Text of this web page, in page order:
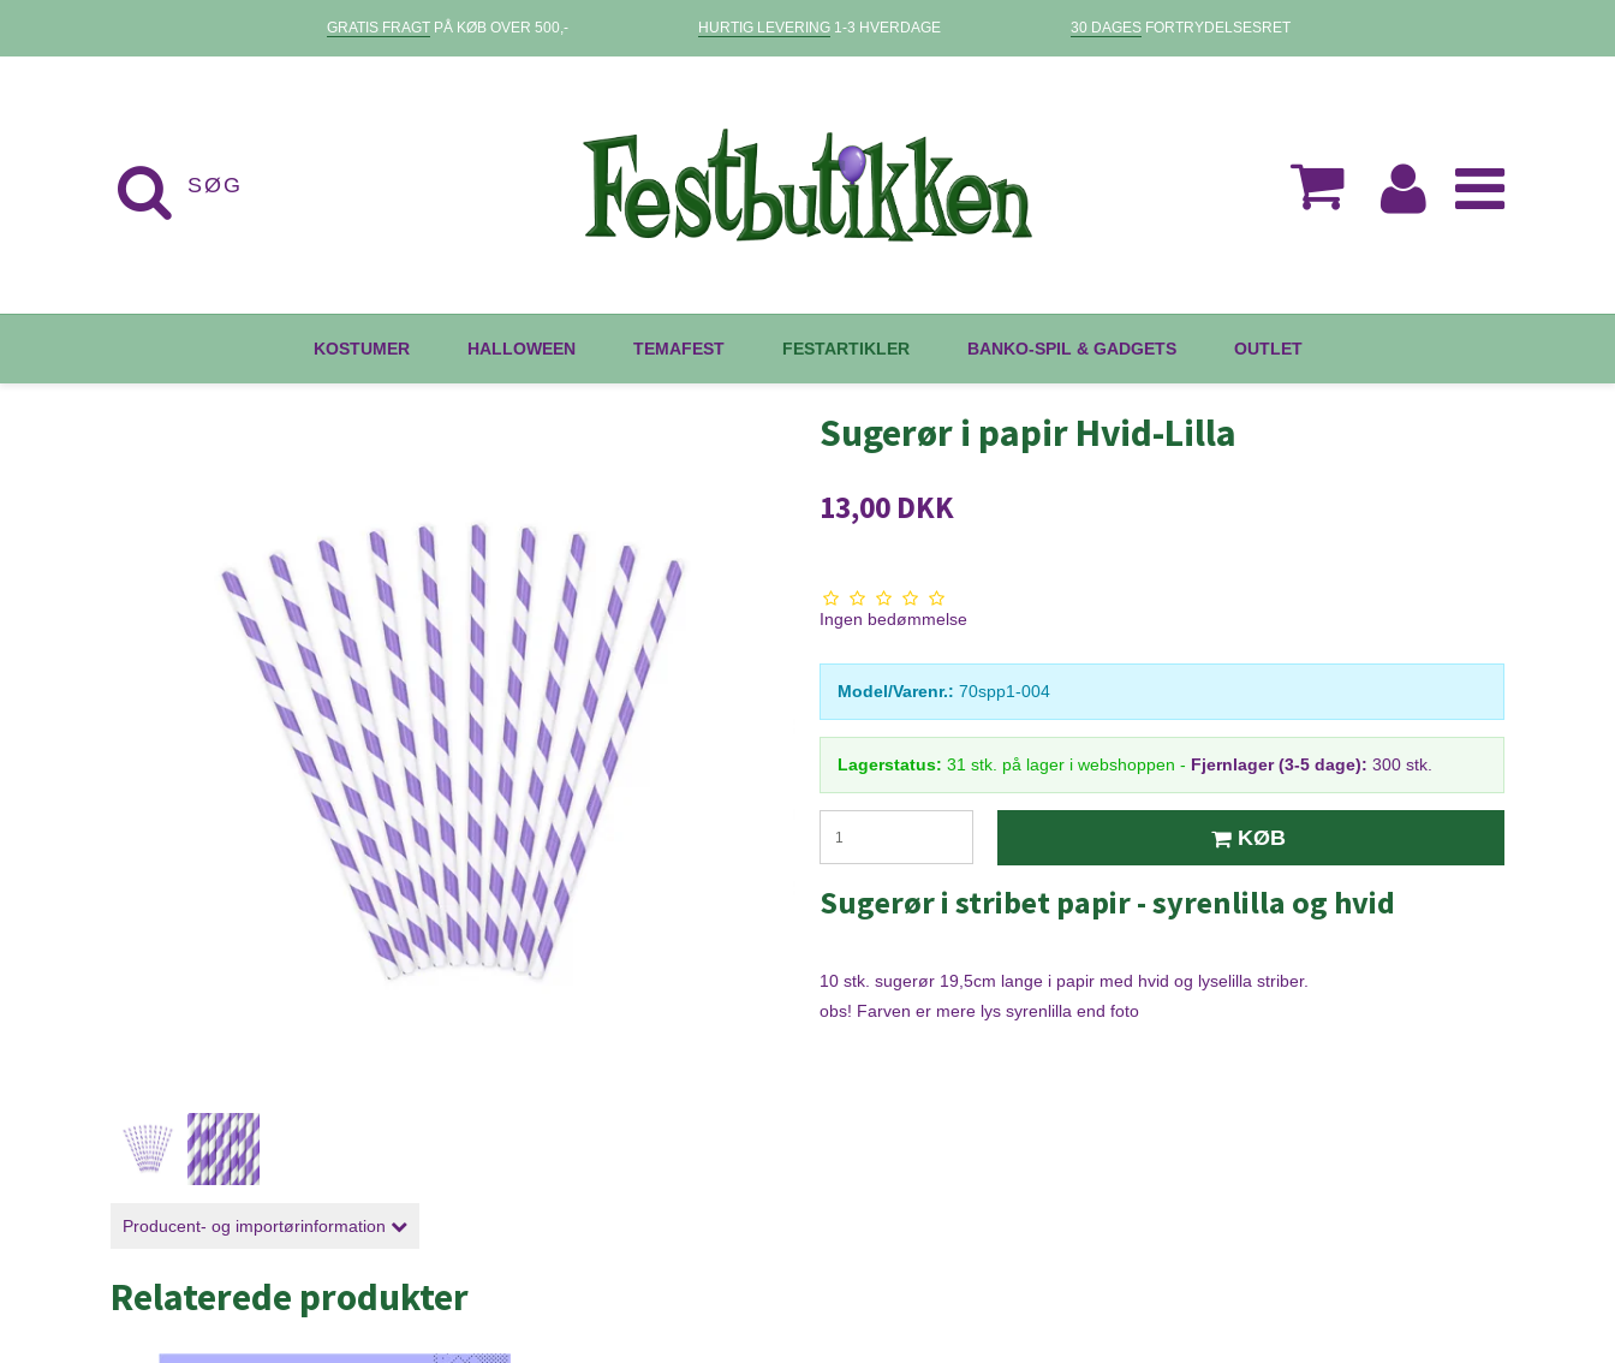
GRATIS FRAGTPÅ KØB OVER 500,- HURTIG LEVERING1-3 HVERDAGE 30 DAGESFORTRYDELSESRET
KOSTUMER HALLOWEEN TEMAFEST FESTARTIKLER BANKO-SPIL & GADGETS OUTLET
Producent- og importørinformation
Sugerør i papir Hvid-Lilla
13,00 DKK
Ingen bedømmelse
Model/Varenr.: 70spp1-004
Lagerstatus: 31 stk. på lager i webshoppen - Fjernlager (3-5 dage): 300 stk.
KØB
Sugerør i stribet papir - syrenlilla og hvid
10 stk. sugerør 19,5cm lange i papir med hvid og lyselilla striber.
obs! Farven er mere lys syrenlilla end foto
Relaterede produkter